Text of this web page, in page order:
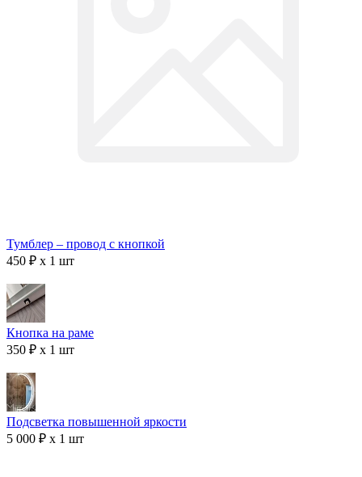
Тумблер – провод с кнопкой
450 ₽ x 1 шт
Кнопка на раме
350 ₽ x 1 шт
Подсветка повышенной яркости
5 000 ₽ x 1 шт